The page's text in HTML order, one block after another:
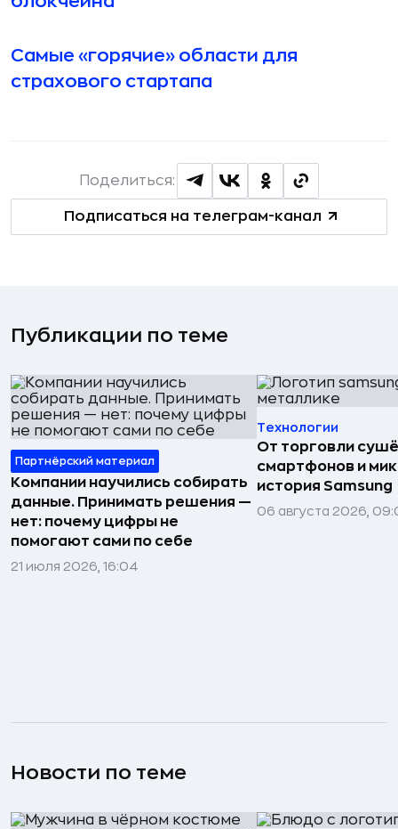
Самые «горячие» области для
страхового стартапа
Подписаться на телеграм-канал
Поделиться:
Публикации по теме
Партнёрский материал
Компании научились собирать
данные. Принимать решения —
нет: почему цифры не
помогают сами по себе
21 июля 2026, 16:04
Технологии
От торговли
смартфонов и
история Samsung
06 августа 2026,
Новости по теме